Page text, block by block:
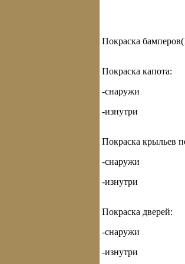
Покраска
Покраска капота:
-снаружи
-изнутри
Покраска крыльев
-снаружи
-изнутри
Покраска дверей:
-снаружи
-изнутри